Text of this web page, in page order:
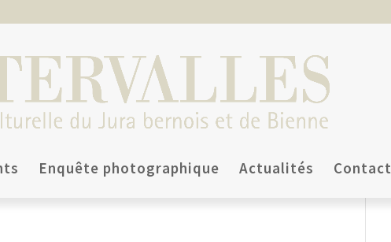
Enquête photographique Actualités Contact